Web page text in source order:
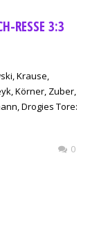
RESSE 3:3
Krause,
Körner, Zuber,
Drogies Tore:
0